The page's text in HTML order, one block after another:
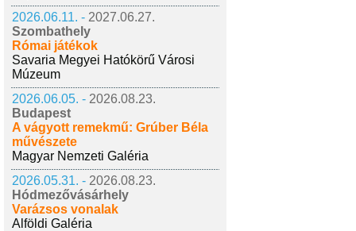
2026.06.11. - 2027.06.27.
Szombathely
Római játékok
Savaria Megyei Hatókörű Városi
Múzeum
2026.06.05. - 2026.08.23.
Budapest
A vágyott remekmű: Grúber Béla
művészete
Magyar Nemzeti Galéria
2026.05.31. - 2026.08.23.
Hódmezővásárhely
Varázsos vonalak
Alföldi Galéria